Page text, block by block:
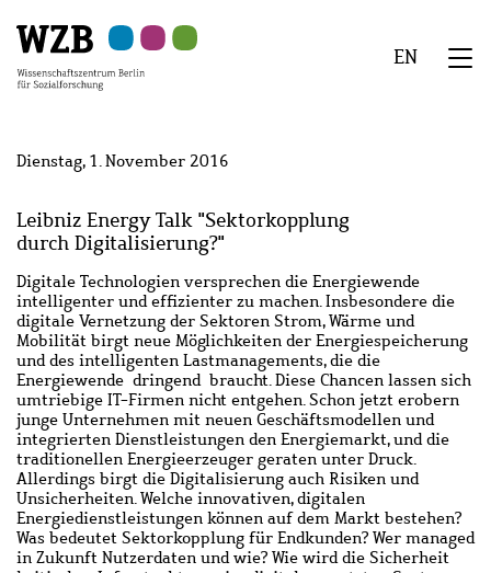
Hauptinhalt
springen
Navigation
springen
Suche
springen
Sekundärnavigation
springen
Fußzeile
springen
EN
Dienstag, 1. November 2016
Leibniz Energy Talk "Sektorkopplung
durch Digitalisierung?"
Digitale Technologien versprechen die Energiewende
intelligenter und effizienter zu machen. Insbesondere die
digitale Vernetzung der Sektoren Strom, Wärme und
Mobilität birgt neue Möglichkeiten der Energiespeicherung
und des intelligenten Lastmanagements, die die
Energiewende dringend braucht. Diese Chancen lassen sich
umtriebige IT-Firmen nicht entgehen. Schon jetzt erobern
junge Unternehmen mit neuen Geschäftsmodellen und
integrierten Dienstleistungen den Energiemarkt, und die
traditionellen Energieerzeuger geraten unter Druck.
Allerdings birgt die Digitalisierung auch Risiken und
Unsicherheiten. Welche innovativen, digitalen
Energiedienstleistungen können auf dem Markt bestehen?
Was bedeutet Sektorkopplung für Endkunden? Wer managed
in Zukunft Nutzerdaten und wie? Wie wird die Sicherheit